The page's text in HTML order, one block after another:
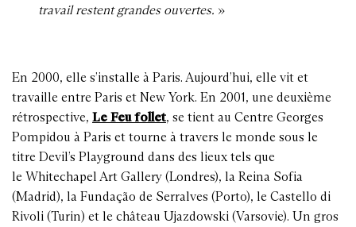
travail restent grandes ouvertes. »
En 2000, elle s’installe à Paris. Aujourd’hui, elle vit et
travaille entre Paris et New York. En 2001, une deuxième
rétrospective, Le Feu follet, se tient au Centre Georges
Pompidou à Paris et tourne à travers le monde sous le
titre Devil’s Playground dans des lieux tels que
le Whitechapel Art Gallery (Londres), la Reina Sofia
(Madrid), la Fundação de Serralves (Porto), le Castello di
Rivoli (Turin) et le château Ujazdowski (Varsovie). Un gros